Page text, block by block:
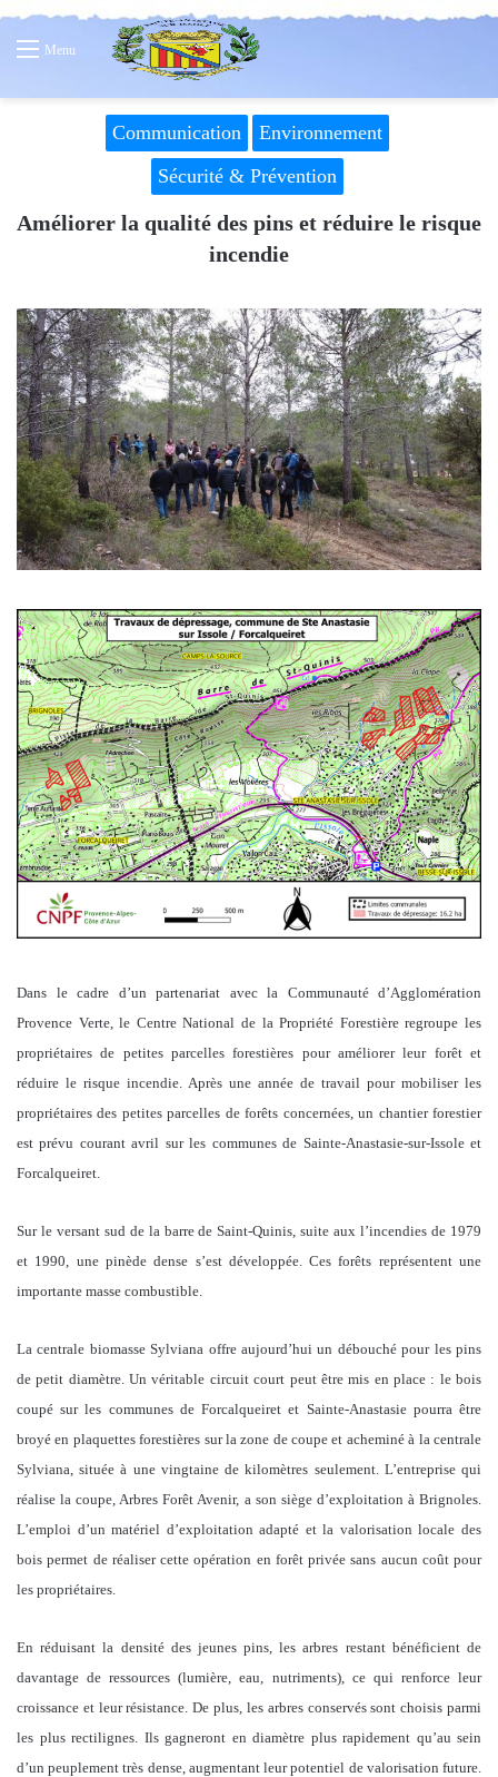
Menu
Communication
Environnement
Sécurité & Prévention
Améliorer la qualité des pins et réduire le risque
incendie
Dans le cadre d’un partenariat avec la Communauté d’Agglomération
Provence Verte, le Centre National de la Propriété Forestière regroupe les
propriétaires de petites parcelles forestières pour améliorer leur forêt et
réduire le risque incendie. Après une année de travail pour mobiliser les
propriétaires des petites parcelles de forêts concernées, un chantier forestier
est prévu courant avril sur les communes de Sainte-Anastasie-sur-Issole et
Forcalqueiret.
Sur le versant sud de la barre de Saint-Quinis, suite aux l’incendies de 1979
et 1990, une pinède dense s’est développée. Ces forêts représentent une
importante masse combustible.
La centrale biomasse Sylviana offre aujourd’hui un débouché pour les pins
de petit diamètre. Un véritable circuit court peut être mis en place : le bois
coupé sur les communes de Forcalqueiret et Sainte-Anastasie pourra être
broyé en plaquettes forestières sur la zone de coupe et acheminé à la centrale
Sylviana, située à une vingtaine de kilomètres seulement. L’entreprise qui
réalise la coupe, Arbres Forêt Avenir, a son siège d’exploitation à Brignoles.
L’emploi d’un matériel d’exploitation adapté et la valorisation locale des
bois permet de réaliser cette opération en forêt privée sans aucun coût pour
les propriétaires.
En réduisant la densité des jeunes pins, les arbres restant bénéficient de
davantage de ressources (lumière, eau, nutriments), ce qui renforce leur
croissance et leur résistance. De plus, les arbres conservés sont choisis parmi
les plus rectilignes. Ils gagneront en diamètre plus rapidement qu’au sein
d’un peuplement très dense, augmentant leur potentiel de valorisation future.